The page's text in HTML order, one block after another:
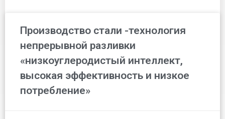
Производство стали -технология
непрерывной разливки
«низкоуглеродистый интеллект,
высокая эффективность и низкое
потребление»